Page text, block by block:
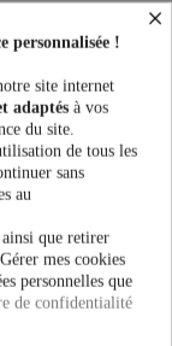
au meilleur prix.
plus encore...
×
personnalisée !
site internet
adaptés à vos
du site.
de tous les
sans
au
que retirer
mes cookies
personnelles que
de confidentialité